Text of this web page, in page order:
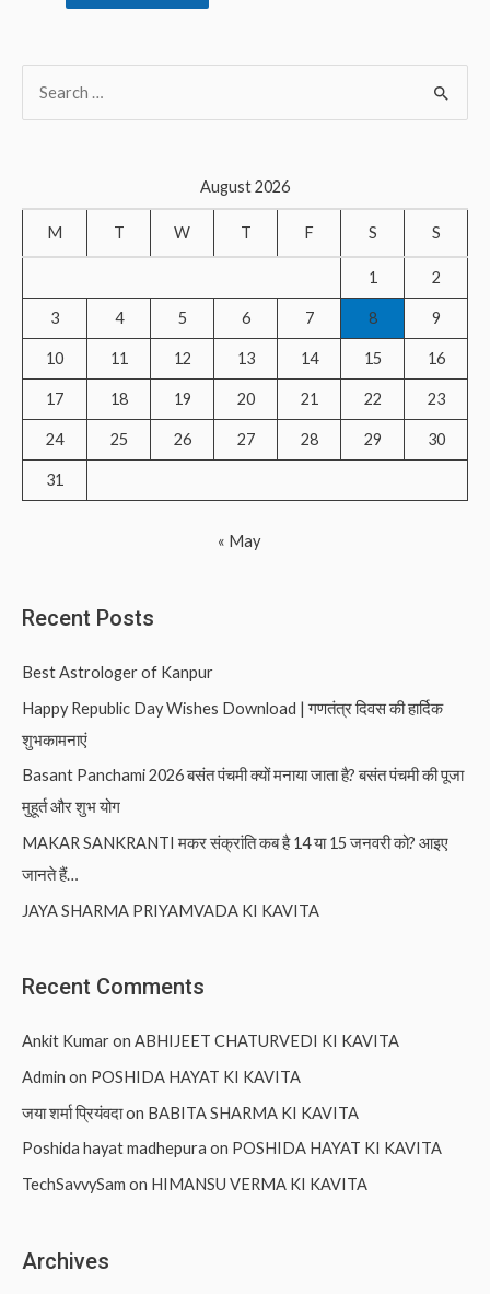
c
o
August 2026
M T W T F S S
1 2
3 4 5 6 7 8 9
10 11 12 13 14 15 16
17 18 19 20 21 22 23
24 25 26 27 28 29 30
31
« May
Recent Posts
Best Astrologer of Kanpur
Happy Republic Day Wishes Download | गणतंत्र दिवस की हार्दिक
शुभकामनाएं
Basant Panchami 2026 बसंत पंचमी क्यों मनाया जाता है? बसंत पंचमी की पूजा
मुहूर्त और शुभ योग
MAKAR SANKRANTI मकर संक्रांति कब है 14 या 15 जनवरी को? आइए
जानते हैं…
JAYA SHARMA PRIYAMVADA KI KAVITA
Recent Comments
Ankit Kumaron ABHIJEET CHATURVEDI KI KAVITA
Admin on POSHIDA HAYAT KI KAVITA
जया शर्मा प्रियंवदाon BABITA SHARMA KI KAVITA
Poshida hayat madhepura on POSHIDA HAYAT KI KAVITA
TechSavvySam on HIMANSU VERMA KI KAVITA
Archives